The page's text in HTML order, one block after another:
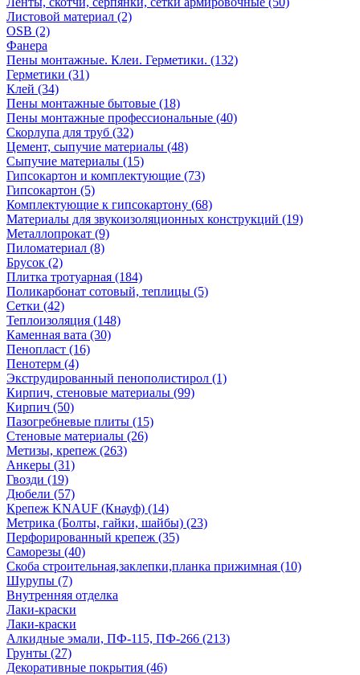
Листовой материал (2)
OSB (2)
Фанера
Пены монтажные. Клеи. Герметики. (132)
Герметики (31)
Клей (34)
Пены монтажные бытовые (18)
Пены монтажные профессиональные (40)
Скорлупа для труб (32)
Цемент, сыпучие материалы (48)
Сыпучие материалы (15)
Гипсокартон и комплектующие (73)
Гипсокартон (5)
Комплектующие к гипсокартону (68)
Материалы для звукоизоляционных конструкций (19)
Металлопрокат (9)
Пиломатериал (8)
Брусок (2)
Плитка тротуарная (184)
Поликарбонат сотовый, теплицы (5)
Сетки (42)
Теплоизоляция (148)
Каменная вата (30)
Пенопласт (16)
Пенотерм (4)
Экструдированный пенополистирол (1)
Кирпич, стеновые материалы (99)
Кирпич (50)
Пазогребневые плиты (15)
Стеновые материалы (26)
Метизы, крепеж (263)
Анкеры (31)
Гвозди (19)
Дюбели (57)
Крепеж KNAUF (Кнауф) (14)
Метрика (Болты, гайки, шайбы) (23)
Перфорированный крепеж (35)
Саморезы (40)
Скоба строительная,заклепки,планка прижимная (10)
Шурупы (7)
Внутренняя отделка
Лаки-краски
Лаки-краски
Алкидные эмали, ПФ-115, ПФ-266 (213)
Грунты (27)
Декоративные покрытия (46)